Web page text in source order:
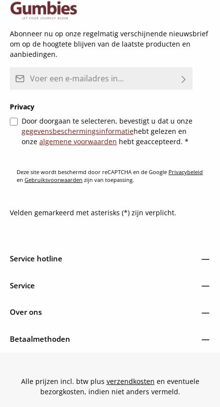
Abonneer nu op onze regelmatig verschijnende nieuwsbrief
om op de hoogtete blijven van de laatste producten en
aanbiedingen.
Privacy
Door doorgaan te selecteren, bevestigt u dat u onze
gegevensbeschermingsinformatiehebt gelezen en
onze algemene voorwaarden hebt geaccepteerd. *
Deze site wordt beschermd door reCAPTCHA en de Google Privacybeleid
en Gebruiksvoorwaarden zijn van toepassing.
Velden gemarkeerd met asterisks (*) zijn verplicht.
Service hotline
Service
Over ons
Betaalmethoden
Alle prijzen incl. btw plus verzendkosten en eventuele
bezorgkosten, indien niet anders vermeld.